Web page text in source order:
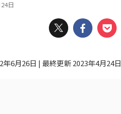
日
年6月26日 | 最終更新 2023年4月24日